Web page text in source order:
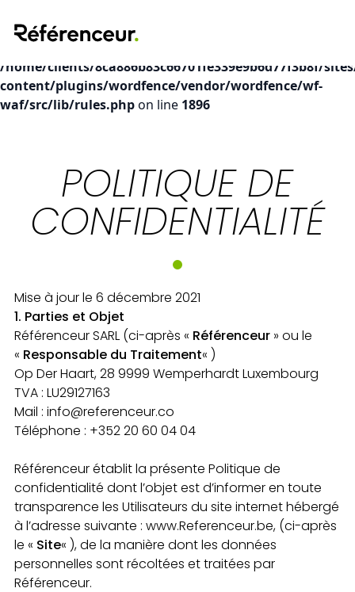
Deprecated: preg_replace(): Passing null to parameter #3
($subject) of type array|string is deprecated in
/home/clients/8ca886b83c66701fe339e9b6d77f3b8f/
content/plugins/wordfence/vendor/wordfence/wf-
waf/src/lib/rules.phpon line 1896
POLITIQUE DE
CONFIDENTIALITÉ
Mise à jour le 6 décembre 2021
1. Parties et Objet
Référenceur SARL (ci-après « Référenceur » ou le
« Responsable du Traitement« )
Op Der Haart, 28 9999 Wemperhardt Luxembourg
TVA : LU29127163
Mail : info@referenceur.co
Téléphone : +352 20 60 04 04
Référenceur établit la présente Politique de
confidentialité dont l’objet est d’informer en toute
transparence les Utilisateurs du site internet hébergé
à l’adresse suivante : www.Referenceur.be, (ci-après
le « Site« ), de la manière dont les données
personnelles sont récoltées et traitées par
Référenceur.